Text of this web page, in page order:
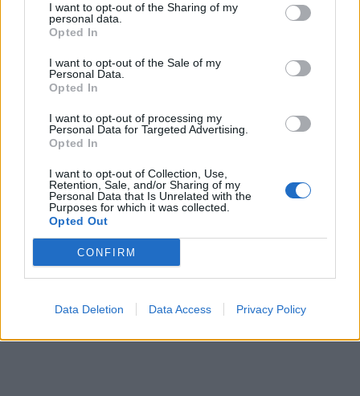
I want to opt-out of the Sharing of my
personal data.
Opted In
I want to opt-out of the Sale of my
Personal Data.
Opted In
I want to opt-out of processing my
Personal Data for Targeted Advertising.
Opted In
I want to opt-out of Collection, Use,
Retention, Sale, and/or Sharing of my
Personal Data that Is Unrelated with the
Purposes for which it was collected.
Opted Out
CONFIRM
Data Deletion Data Access Privacy Policy